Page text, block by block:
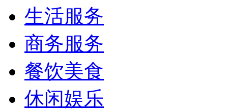
生活服务
商务服务
餐饮美食
休闲娱乐